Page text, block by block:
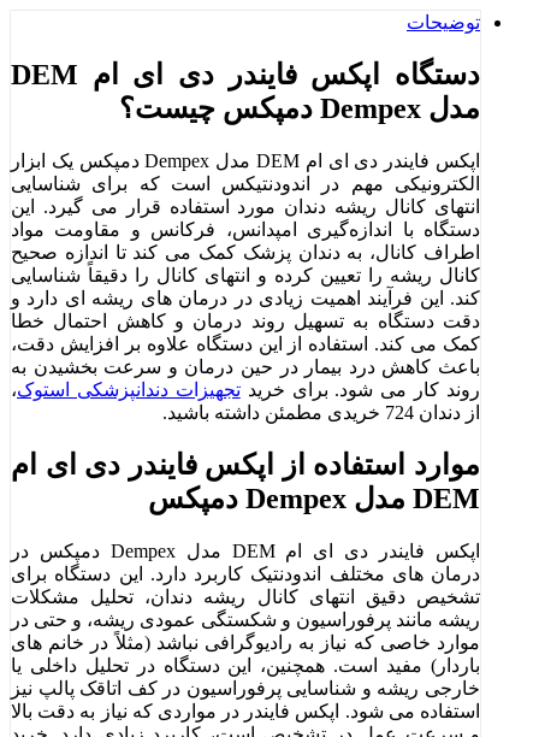
توضیحات
دستگاه اپکس فایندر دی ای ام DEM
مدل Dempex دمپکس چیست؟
اپکس فایندر دی ای ام DEM مدل Dempex دمپکس یک ابزار
الکترونیکی مهم در اندودنتیکس است که برای شناسایی
انتهای کانال ریشه دندان مورد استفاده قرار می‌ گیرد. این
دستگاه با اندازه‌گیری امپدانس، فرکانس و مقاومت مواد
اطراف کانال، به دندان ‌پزشک کمک می ‌کند تا اندازه صحیح
کانال ریشه را تعیین کرده و انتهای کانال را دقیقاً شناسایی
کند. این فرآیند اهمیت زیادی در درمان ‌های ریشه ‌ای دارد و
دقت دستگاه به تسهیل روند درمان و کاهش احتمال خطا
کمک می ‌کند. استفاده از این دستگاه علاوه بر افزایش دقت،
باعث کاهش درد بیمار در حین درمان و سرعت بخشیدن به
روند کار می ‌شود. برای خریدتجهیزات دندانپزشکی استوک،
از دندان 724 خریدی مطمئن داشته باشید.
موارد استفاده از اپکس فایندر دی ای ام
DEM مدل Dempex دمپکس
اپکس فایندر دی ای ام DEM مدل Dempex دمپکس در
درمان ‌های مختلف اندودنتیک کاربرد دارد. این دستگاه برای
تشخیص دقیق انتهای کانال ریشه دندان، تحلیل مشکلات
ریشه مانند پرفوراسیون و شکستگی عمودی ریشه، و حتی در
موارد خاصی که نیاز به رادیوگرافی نباشد (مثلاً در خانم ‌های
باردار) مفید است. همچنین، این دستگاه در تحلیل داخلی یا
خارجی ریشه و شناسایی پرفوراسیون در کف اتاقک پالپ نیز
استفاده می شود. اپکس فایندر در مواردی که نیاز به دقت بالا